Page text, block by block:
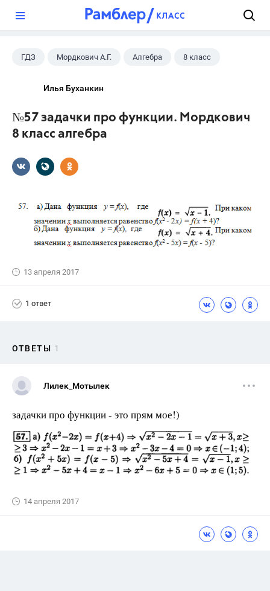
ГДЗ Мордкович А.Г. Алгебра 8 класс
Илья Буханкин
№57 задачки про функции. Мордкович
8 класс алгебра
13 апреля 2017
1 ответ
ОТВЕТЫ 1
Лилек_Мотылек
задачки про функции - это прям мое!)
14 апреля 2017